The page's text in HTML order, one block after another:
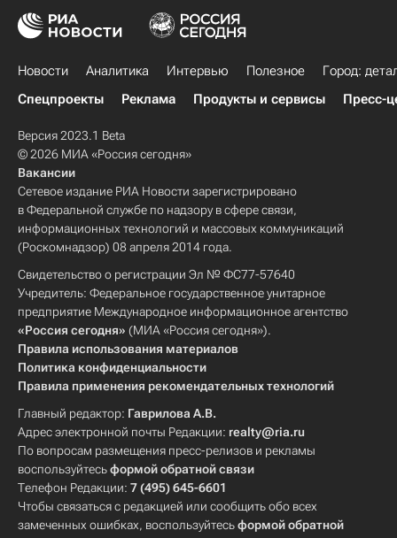
Новости Аналитика Интервью Полезное
Город:
Спецпроекты
Реклама Продукты и сервисы Пресс-
Версия 2023.1 Beta
© 2026 МИА «Россия сегодня»
Вакансии
Сетевое издание РИА Новости зарегистрировано
в Федеральной службе по надзору в сфере связи,
информационных технологий и массовых коммуникаций
(Роскомнадзор) 08 апреля 2014 года.
Свидетельство о регистрации Эл № ФС77-57640
Учредитель: Федеральное государственное унитарное
предприятие Международное информационное агентство
«Россия сегодня» (МИА «Россия сегодня»).
Правила использования материалов
Политика конфиденциальности
Правила применения рекомендательных технологий
Главный редактор: Гаврилова А.В.
Адрес электронной почты Редакции: realty@ria.ru
По вопросам размещения пресс-релизов и рекламы
воспользуйтесьформой обратной связи
Телефон Редакции: 7 (495) 645-6601
Чтобы связаться с редакцией или сообщить обо всех
замеченных ошибках, воспользуйтесьформой обратной